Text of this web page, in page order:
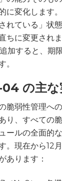
に変化します
れている」状
ちに変更され
加すると、期
。
の主な
脆弱性管理へ
り、すべての
ールの全面的
。現在から12
あります：